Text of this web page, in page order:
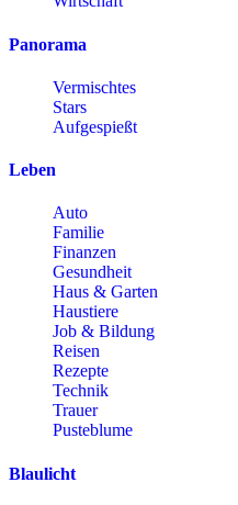
Panorama
Vermischtes
Stars
Aufgespießt
Leben
Auto
Familie
Finanzen
Gesundheit
Haus & Garten
Haustiere
Job & Bildung
Reisen
Rezepte
Technik
Trauer
Pusteblume
Blaulicht